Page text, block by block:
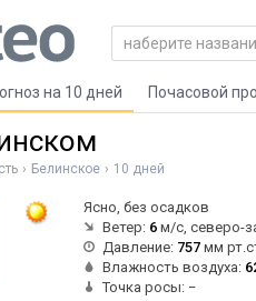
на 10 дней Почасовой
Белинское 10 дней
Ясно, без осадков
Ветер: 6 м/с, северо-
Давление: 757 мм
Влажность воздуха:
Точка росы: −